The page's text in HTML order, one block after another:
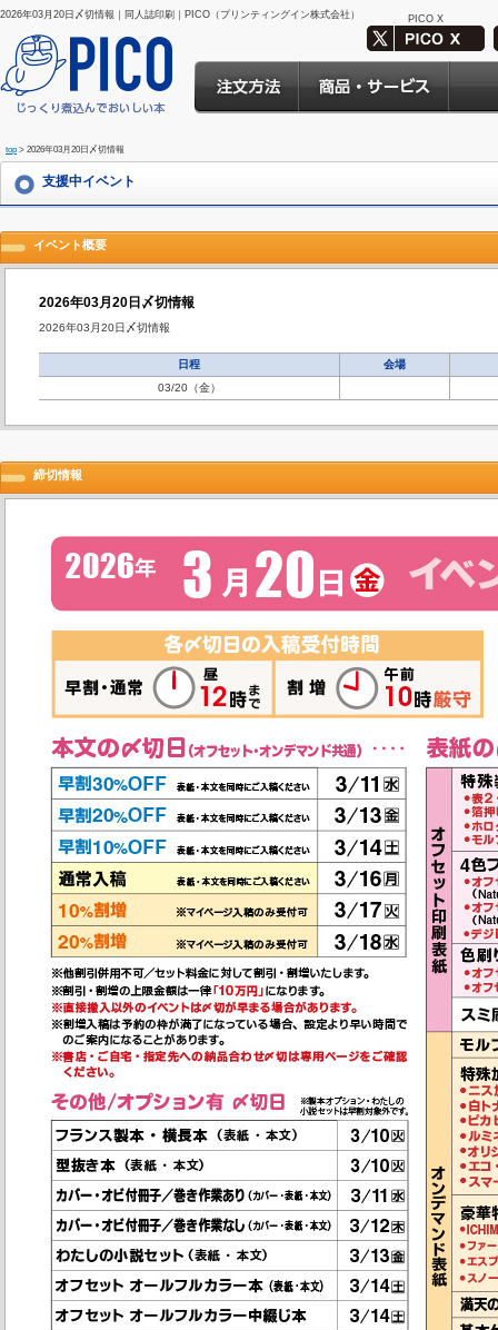
2026年03月20日〆切情報｜同人誌印刷｜PICO（プリンティングイン株式会社） PICO X
top > 2026年03月20日〆切情報
支援中イベント
イベント概要
2026年03月20日〆切情報
2026年03月20日〆切情報
日程
会場
03/20（金）
締切情報